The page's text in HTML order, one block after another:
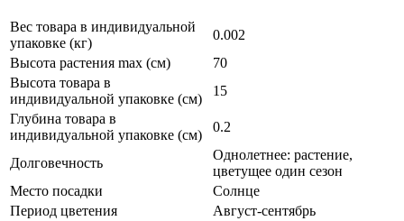
Вес товара в индивидуальной
упаковке (кг)
0.002
Высота растения max (см)
70
Высота товара в
индивидуальной упаковке (см)
15
Глубина товара в
индивидуальной упаковке (см)
0.2
Долговечность
Однолетнее: растение,
цветущее один сезон
Место посадки
Солнце
Период цветения
Август-сентябрь